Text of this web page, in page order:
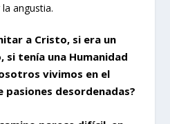
angustia.
a Cristo, si era un
tenía una Humanidad
vivimos en el
pasiones desordenadas?